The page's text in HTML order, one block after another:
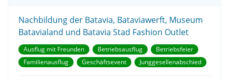
Nachbildung der Batavia, Bataviawerft, Museum
Batavialand und Batavia Stad Fashion Outlet
Ausflug mit Freunden Betriebsausflug
Betriebsfeier
Familienausflug
Geschäftsevent Junggesellenabschied